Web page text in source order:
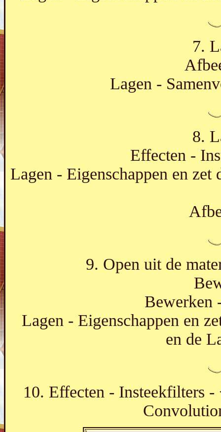
7.
Lagen -
8.
Effecten -
Lagen - Eigenschappen en
9. Open uit de
Bewerken
Lagen - Eigenschappen en
en de
10. Effecten - Insteekfilters